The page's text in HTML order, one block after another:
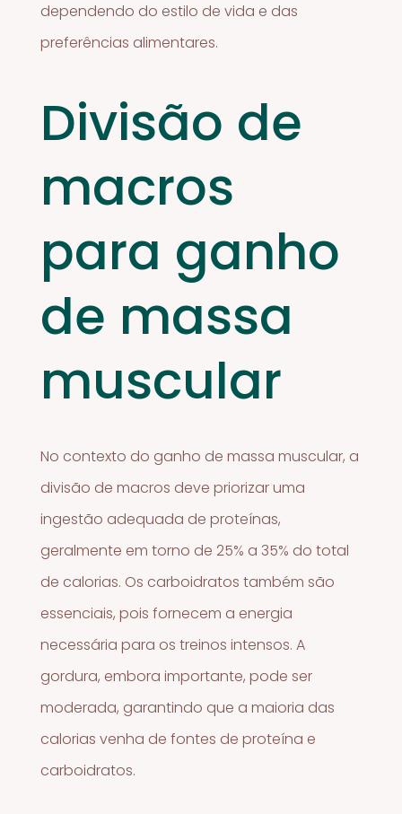
dependendo do estilo de vida e das
preferências alimentares.
Divisão de
macros
para ganho
de massa
muscular
No contexto do ganho de massa muscular, a
divisão de macros deve priorizar uma
ingestão adequada de proteínas,
geralmente em torno de 25% a 35% do total
de calorias. Os carboidratos também são
essenciais, pois fornecem a energia
necessária para os treinos intensos. A
gordura, embora importante, pode ser
moderada, garantindo que a maioria das
calorias venha de fontes de proteína e
carboidratos.